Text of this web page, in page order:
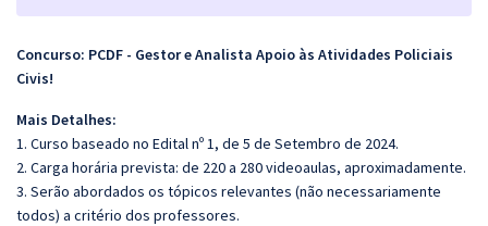
Concurso: PCDF - Gestor e Analista Apoio às Atividades Policiais
Civis!
Mais Detalhes:
1. Curso baseado no Edital nº 1, de 5 de Setembro de 2024.
2. Carga horária prevista: de 220 a 280 videoaulas, aproximadamente.
3. Serão abordados os tópicos relevantes (não necessariamente
todos) a critério dos professores.